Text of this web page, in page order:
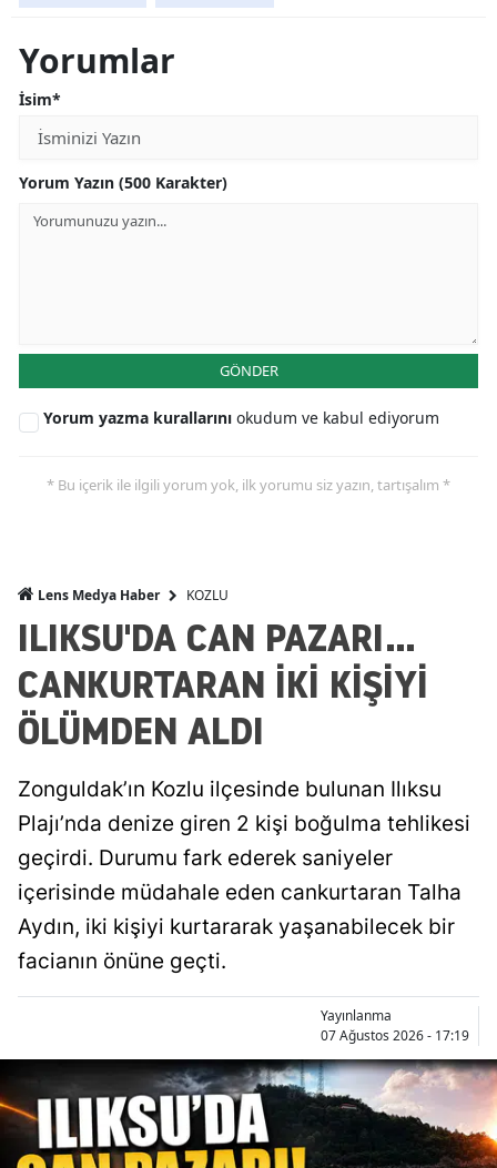
Yorumlar
İsim*
Yorum Yazın (500 Karakter)
GÖNDER
Yorum yazma kurallarını okudum ve kabul ediyorum
* Bu içerik ile ilgili yorum yok, ilk yorumu siz yazın, tartışalım *
Lens Medya Haber KOZLU
ILIKSU'DA CAN PAZARI...
CANKURTARAN İKİ KİŞİYİ
ÖLÜMDEN ALDI
Zonguldak’ın Kozlu ilçesinde bulunan Ilıksu
Plajı’nda denize giren 2 kişi boğulma tehlikesi
geçirdi. Durumu fark ederek saniyeler
içerisinde müdahale eden cankurtaran Talha
Aydın, iki kişiyi kurtararak yaşanabilecek bir
facianın önüne geçti.
Yayınlanma
07 Ağustos 2026 - 17:19